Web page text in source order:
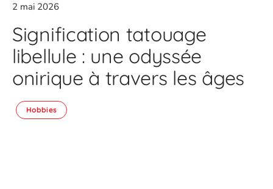
2 mai 2026
Signification tatouage
libellule : une odyssée
onirique à travers les âges
Hobbies